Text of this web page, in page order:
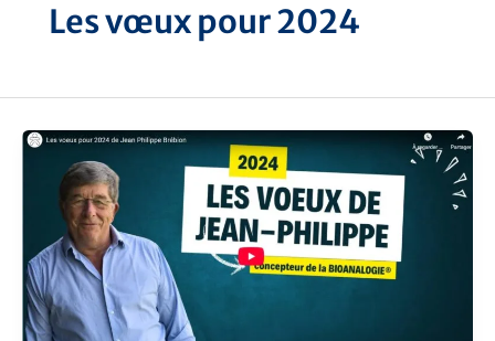
Les vœux pour 2024
Les
vœux
pour
2024